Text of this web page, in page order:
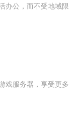
办公，而不受地域限
戏服务器，享受更多